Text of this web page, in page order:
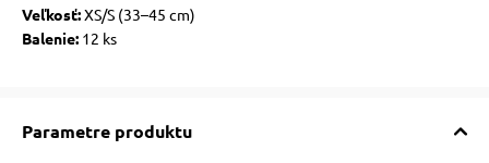
Veľkosť:XS/S (33–45 cm)
Balenie:12 ks
Parametre produktu